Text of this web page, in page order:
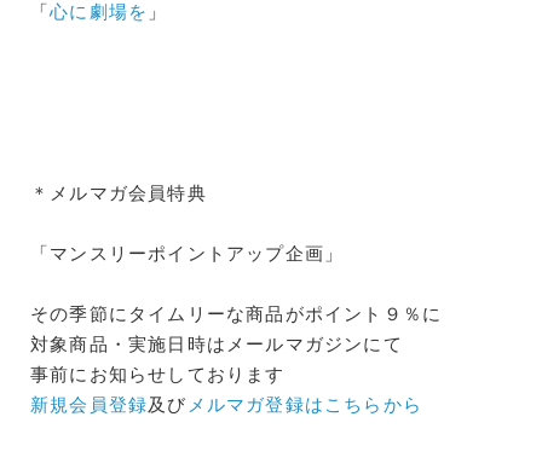
「心に劇場を 」
＊メルマガ会員特典
「マンスリーポイントアップ企画」
その季節にタイムリーな商品がポイント９％に
対象商品・実施日時はメールマガジンにて
事前にお知らせしております
新規会員登録及び メルマガ登録はこちらから